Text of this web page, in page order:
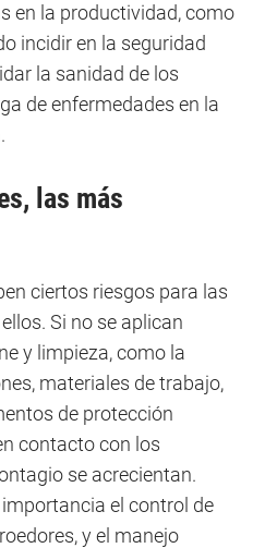
en la productividad, como
incidir en la seguridad
la sanidad de los
de enfermedades en la
las más
ciertos riesgos para las
Si no se aplican
y limpieza, como la
materiales de trabajo,
de protección
contacto con los
se acrecientan.
el control de
y el manejo